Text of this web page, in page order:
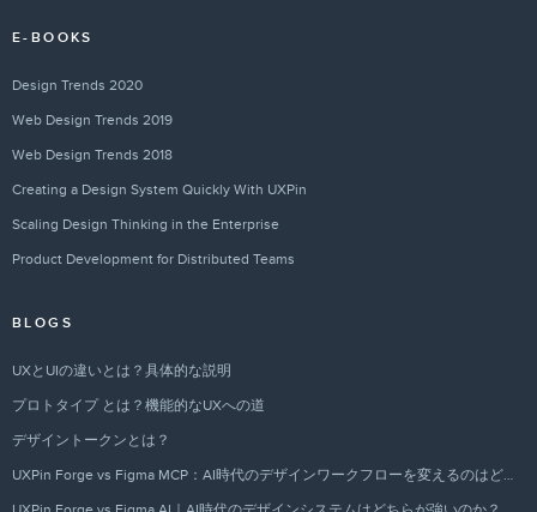
E-BOOKS
Design Trends 2020
Web Design Trends 2019
Web Design Trends 2018
Creating a Design System Quickly With UXPin
Scaling Design Thinking in the Enterprise
Product Development for Distributed Teams
BLOGS
UXとUIの違いとは？具体的な説明
プロトタイプ とは？機能的なUXへの道
デザイントークンとは？